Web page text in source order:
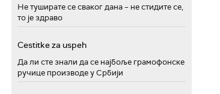
Не туширате се сваког дана – не стидите се,
то је здраво
Cestitke za uspeh
Да ли сте знали да се најбоље грамофонске
ручице производе у Србији